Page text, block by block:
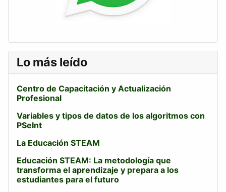
Lo más leído
Centro de Capacitación y Actualización
Profesional
Variables y tipos de datos de los algoritmos con
PSeInt
La Educación STEAM
Educación STEAM: La metodología que
transforma el aprendizaje y prepara a los
estudiantes para el futuro